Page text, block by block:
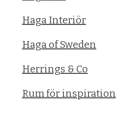
Haga Interiör
Haga of Sweden
Herrings & Co
Rum för inspiration